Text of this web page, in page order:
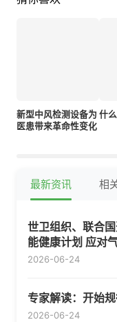
新型中风检测设备为
医患带来革命性变化
什
最新资讯 相
世卫组织、联合
能健康计划 应对
2026-06-24
专家解读：开始
2026-06-24